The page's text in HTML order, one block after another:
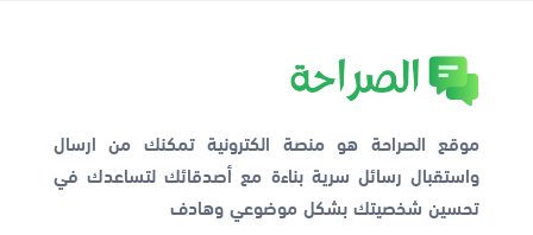
موقع الصراحة هو منصة الكترونية تمكنك من ارسال
واستقبال رسائل سرية بناءة مع أصدقائك لتساعدك في
تحسين شخصيتك بشكل موضوعي وهادف